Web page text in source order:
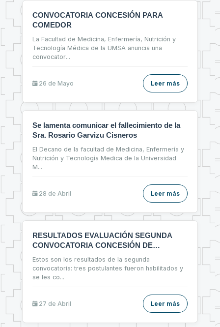
CONVOCATORIA CONCESIÓN PARA
COMEDOR
La Facultad de Medicina, Enfermería, Nutrición y
Tecnología Médica de la UMSA anuncia una
convocator...
26 de Mayo Leer más
Se lamenta comunicar el fallecimiento de la
Sra. Rosario Garvizu Cisneros
El Decano de la facultad de Medicina, Enfermería y
Nutrición y Tecnología Medica de la Universidad
M...
28 de Abril Leer más
RESULTADOS EVALUACIÓN SEGUNDA
CONVOCATORIA CONCESIÓN DE
Estos son los resultados de la segunda
convocatoria: tres postulantes fueron habilitados y
se les co...
27 de Abril Leer más